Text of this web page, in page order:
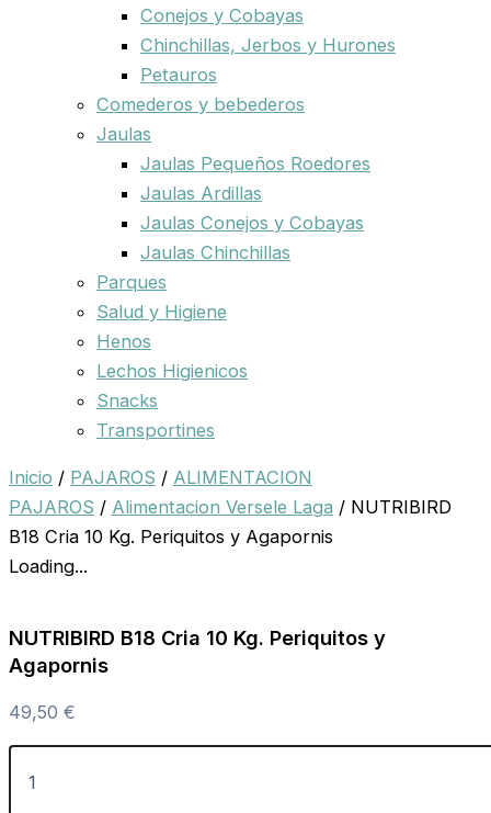
Conejos y Cobayas
Chinchillas, Jerbos y Hurones
Petauros
Comederos y bebederos
Jaulas
Jaulas Pequeños Roedores
Jaulas Ardillas
Jaulas Conejos y Cobayas
Jaulas Chinchillas
Parques
Salud y Higiene
Henos
Lechos Higienicos
Snacks
Transportines
Inicio / PAJAROS / ALIMENTACION
PAJAROS / Alimentacion Versele Laga / NUTRIBIRD
B18 Cria 10 Kg. Periquitos y Agapornis
Loading...
NUTRIBIRD B18 Cria 10 Kg. Periquitos y
Agapornis
49,50 €